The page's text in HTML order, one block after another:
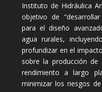
Instituto de Hidráulica
objetivo de
para el diseño
agua rurales,
profundizar en el
sobre la producción
rendimiento a largo
minimizar los riesgos